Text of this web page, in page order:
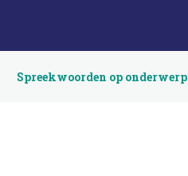
Spreekwoorden op onderwerp